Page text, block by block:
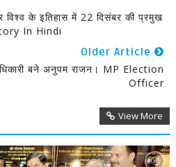
विश्व के इतिहास में 22 दिसंबर की प्रमुख
In Hindi
Older Article
बने अनुपम राजन। MP Election
Officer
View More